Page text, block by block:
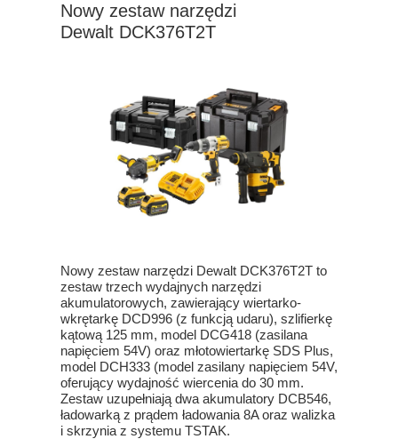
Nowy zestaw narzędzi
Dewalt DCK376T2T
Nowy zestaw narzędzi Dewalt DCK376T2T to
zestaw trzech wydajnych narzędzi
akumulatorowych, zawierający wiertarko-
wkrętarkę DCD996 (z funkcją udaru), szlifierkę
kątową 125 mm, model DCG418 (zasilana
napięciem 54V) oraz młotowiertarkę SDS Plus,
model DCH333 (model zasilany napięciem 54V,
oferujący wydajność wiercenia do 30 mm.
Zestaw uzupełniają dwa akumulatory DCB546,
ładowarką z prądem ładowania 8A oraz walizka
i skrzynia z systemu TSTAK.